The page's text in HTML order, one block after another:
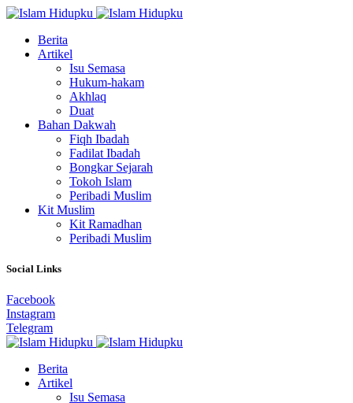
Berita
Artikel
Isu Semasa
Hukum-hakam
Akhlaq
Duat
Bahan Dakwah
Fiqh Ibadah
Fadilat Ibadah
Bongkar Sejarah
Tokoh Islam
Peribadi Muslim
Kit Muslim
Kit Ramadhan
Peribadi Muslim
Social Links
Facebook
Instagram
Telegram
Berita
Artikel
Isu Semasa